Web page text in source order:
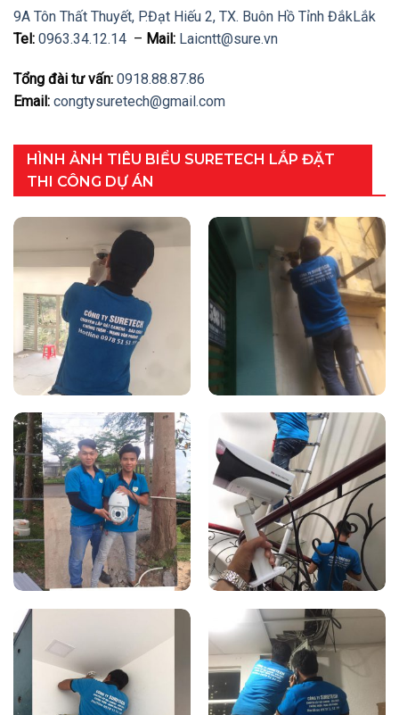
9A Tôn Thất Thuyết, P.Đạt Hiếu 2, TX. Buôn Hồ Tỉnh ĐắkLắk
Tel: 0963.34.12.14 – Mail: Laicntt@sure.vn
Tổng đài tư vấn: 0918.88.87.86
Email: congtysuretech@gmail.com
HÌNH ẢNH TIÊU BIỂU SURETECH LẮP ĐẶT
THI CÔNG DỰ ÁN